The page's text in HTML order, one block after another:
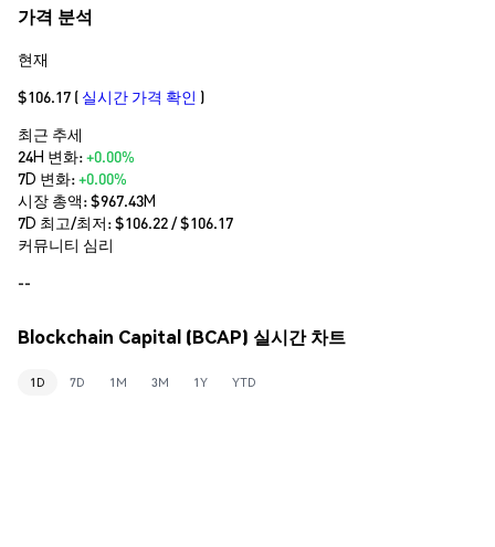
가격 분석
현재
$106.17 ( 실시간 가격 확인 )
최근 추세
24H 변화:+0.00%
7D 변화:+0.00%
시장 총액:$967.43M
7D 최고/최저: $106.22/ $106.17
커뮤니티 심리
--
Blockchain Capital (BCAP) 실시간 차트
1D 7D 1M 3M 1Y YTD